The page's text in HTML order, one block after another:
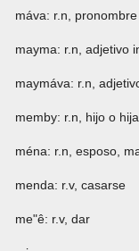
máva: r.n,
mayma: r.n, adjetivo
maymáva: r.n,
memby: r.n, hijo o
ména: r.n, esposo,
menda: r.v, casarse
me"ê: r.v, dar